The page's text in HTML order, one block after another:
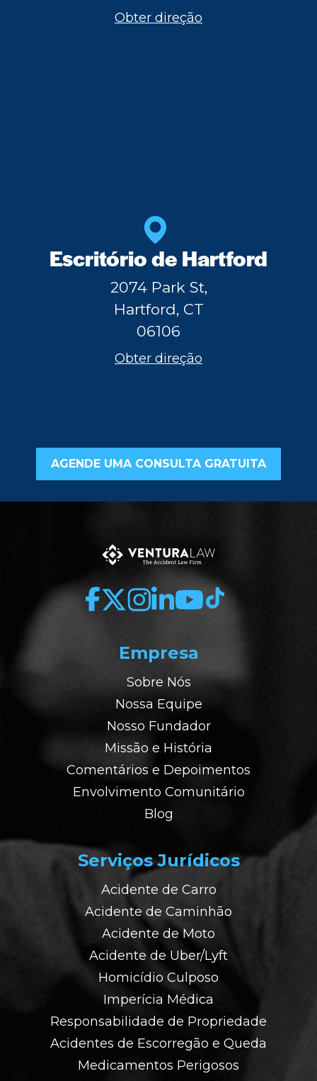
Obter direção
Escritório de Hartford
2074 Park St,
Hartford, CT
06106
Obter direção
AGENDE UMA CONSULTA GRATUITA
Empresa
Sobre Nós
Nossa Equipe
Nosso Fundador
Missão e História
Comentários e Depoimentos
Envolvimento Comunitário
Blog
Serviços Jurídicos
Acidente de Carro
Acidente de Caminhão
Acidente de Moto
Acidente de Uber/Lyft
Homicídio Culposo
Imperícia Médica
Responsabilidade de Propriedade
Acidentes de Escorregão e Queda
Medicamentos Perigosos